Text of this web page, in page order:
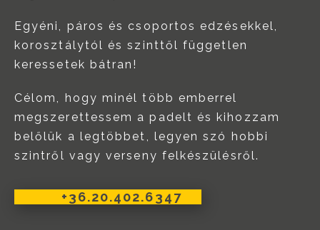
Egyéni, páros és csoportos edzésekkel,
korosztálytól és szinttől független
keressetek bátran!
Célom, hogy minél több emberrel
megszerettessem a padelt és kihozzam
belőlük a legtöbbet, legyen szó hobbi
szintről vagy verseny felkészülésről.
+36.20.402.6347